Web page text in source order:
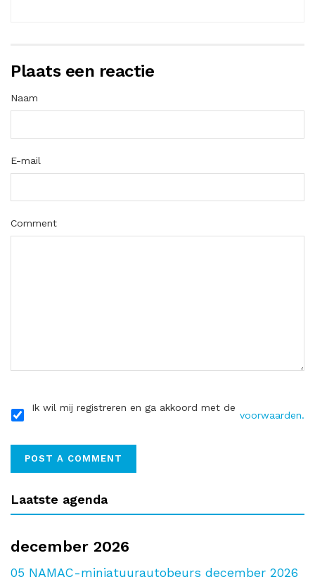
Plaats een reactie
Naam
E-mail
Comment
Ik wil mij registreren en ga akkoord met de
voorwaarden.
Laatste agenda
december 2026
05 NAMAC-miniatuurautobeurs december 2026